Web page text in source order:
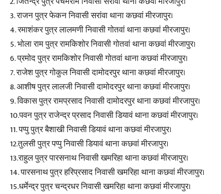
3. राजन पुत्र फेकन निवासी सरांवा थाना कछवां मीरजापुर।
4. रमाशंकर पुत्र लालमणी निवासी गोतवां थाना कछवां मीरजापुर।
5. भोला राम पुत्र रामकिशोर निवासी गोतवां थाना कछवां मीरजापुर।
6. प्रमोद पुत्र रामकिशोर निवासी गोतवां थाना कछवां मीरजापुर।
7. राजेश पुत्र गोकुल निवासी दामोदरपुर थाना कछवां मीरजापुर।
8. आशीष पुत्र लालजी निवासी दामोदरपुर थाना कछवां मीरजापुर।
9. विकास पुत्र रामप्रसाद निवासी दामोदरपुर थाना कछवां मीरजापुर।
10.पवन पुत्र राजेन्द्र प्रसाद निवासी डियावं थाना कछवां मीरजापुर।
11. पप्पु पुत्र बैशाखी निवासी डियावं थाना कछवां मीरजापुर।
12.तुलसी पुत्र पप्पु निवासी डियावं थाना कछवां मीरजापुर।
13.राहुल पुत्र पारसनाथ निवासी खमरिहा थाना कछवां मीरजापुर।
14. पारसनाथ पुत्र हरिप्रसाद निवासी खमरिहा थाना कछवां मीरजापुर।
15.धर्मेन्द्र पुत्र चन्द्रधर निवासी खमरिहा थाना कछवां मीरजापुर।